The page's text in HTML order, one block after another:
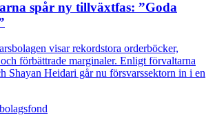
spår ny tillväxtfas: ”Goda
visar rekordstora orderböcker,
förbättrade marginaler. Enligt förvaltarna
Shayan Heidari går nu försvarssektorn in i en